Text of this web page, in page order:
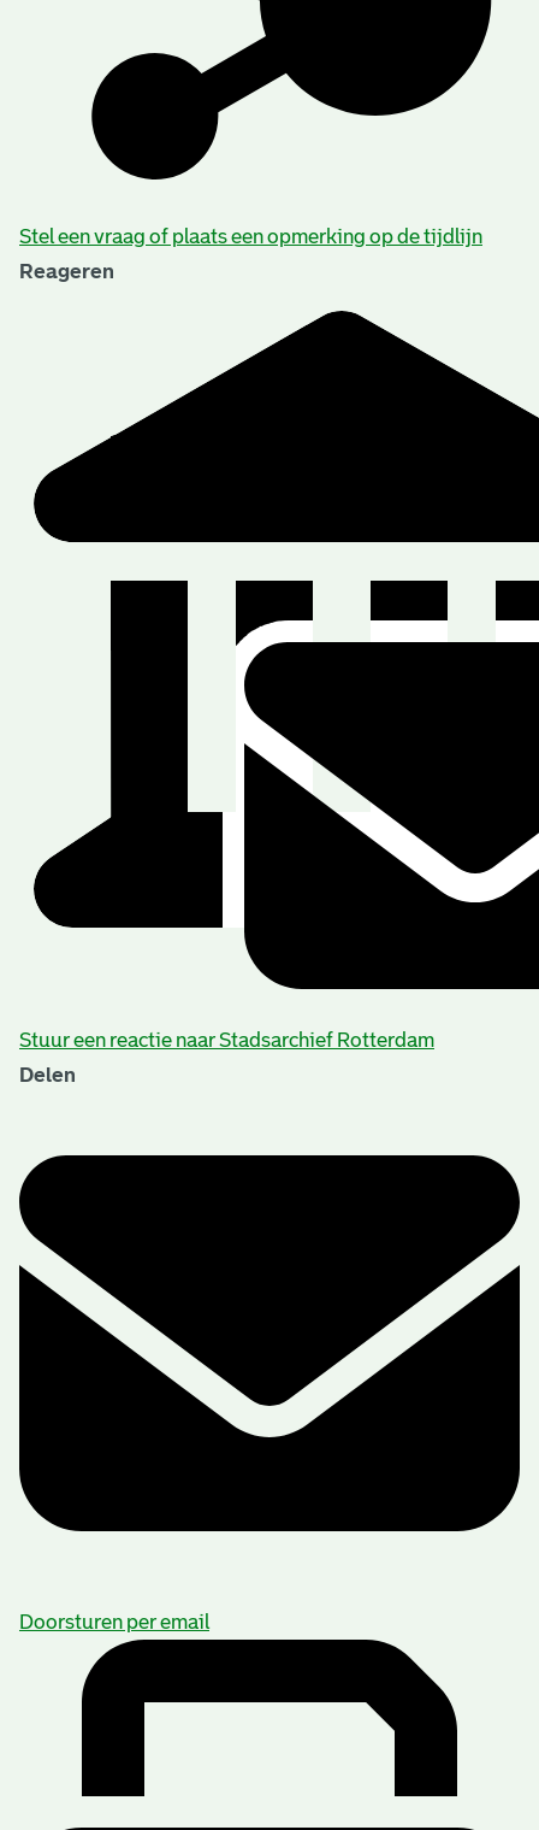
Stel een vraag of plaats een opmerking op de tijdlijn
Reageren
Stuur een reactie naar Stadsarchief Rotterdam
Delen
Doorsturen per email